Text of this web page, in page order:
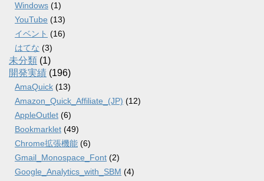
Windows (1)
YouTube (13)
イベント (16)
はてな (3)
未分類 (1)
開発実績 (196)
AmaQuick (13)
Amazon_Quick_Affiliate_(JP) (12)
AppleOutlet (6)
Bookmarklet (49)
Chrome拡張機能 (6)
Gmail_Monospace_Font (2)
Google_Analytics_with_SBM (4)